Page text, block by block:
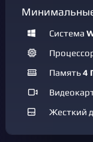
Система
Память4
Жесткий